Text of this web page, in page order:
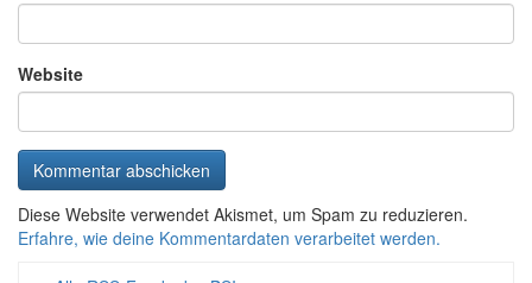
Website
Diese Website verwendet Akismet, um Spam zu reduzieren.
Erfahre, wie deine Kommentardaten verarbeitet werden.